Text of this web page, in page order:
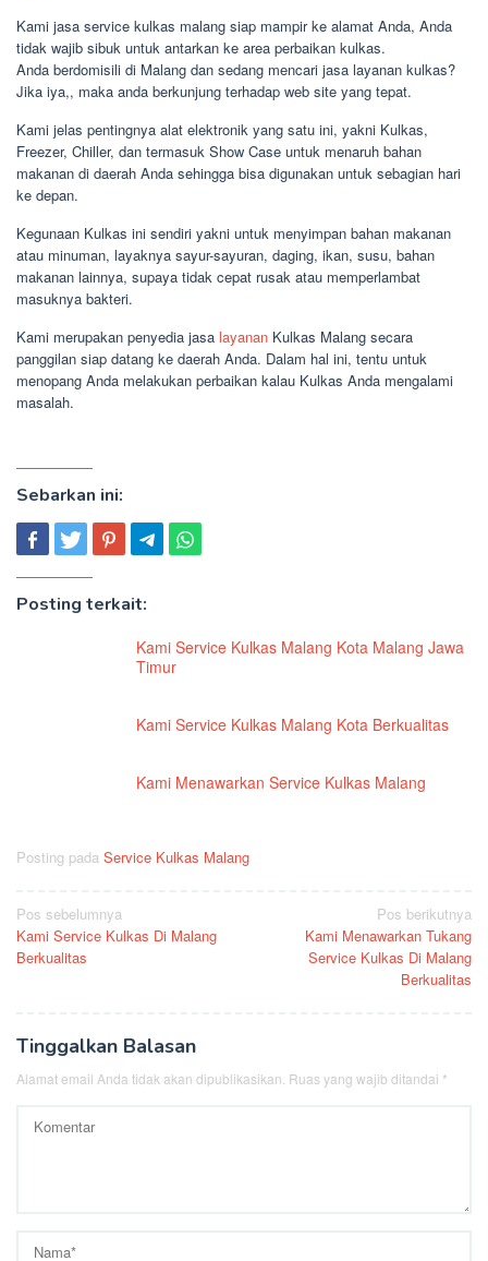
Kami jasa service kulkas malang siap mampir ke alamat Anda, Anda
tidak wajib sibuk untuk antarkan ke area perbaikan kulkas.
Anda berdomisili di Malang dan sedang mencari jasa layanan kulkas?
Jika iya,, maka anda berkunjung terhadap web site yang tepat.
Kami jelas pentingnya alat elektronik yang satu ini, yakni Kulkas,
Freezer, Chiller, dan termasuk Show Case untuk menaruh bahan
makanan di daerah Anda sehingga bisa digunakan untuk sebagian hari
ke depan.
Kegunaan Kulkas ini sendiri yakni untuk menyimpan bahan makanan
atau minuman, layaknya sayur-sayuran, daging, ikan, susu, bahan
makanan lainnya, supaya tidak cepat rusak atau memperlambat
masuknya bakteri.
Kami merupakan penyedia jasa layanan Kulkas Malang secara
panggilan siap datang ke daerah Anda. Dalam hal ini, tentu untuk
menopang Anda melakukan perbaikan kalau Kulkas Anda mengalami
masalah.
Sebarkan ini:
Posting terkait:
Kami Service Kulkas Malang Kota Malang Jawa
Timur
Kami Service Kulkas Malang Kota Berkualitas
Kami Menawarkan Service Kulkas Malang
Posting pada Service Kulkas Malang
Navigasi
pos
Pos sebelumnya
Kami Service Kulkas Di Malang
Berkualitas
Pos berikutnya
Kami Menawarkan Tukang
Service Kulkas Di Malang
Berkualitas
Tinggalkan Balasan
Alamat email Anda tidak akan dipublikasikan. Ruas yang wajib ditandai *